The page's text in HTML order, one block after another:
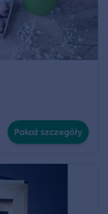
Pokaż szczegóły